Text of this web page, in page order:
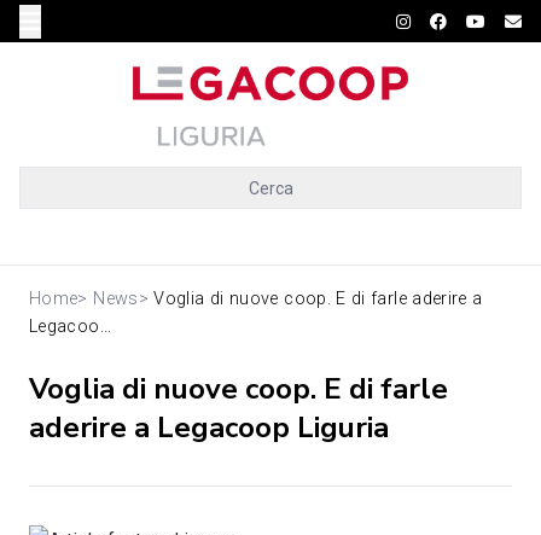
Cerca
Home> News> Voglia di nuove coop. E di farle aderire a
Legacoo...
Voglia di nuove coop. E di farle
aderire a Legacoop Liguria